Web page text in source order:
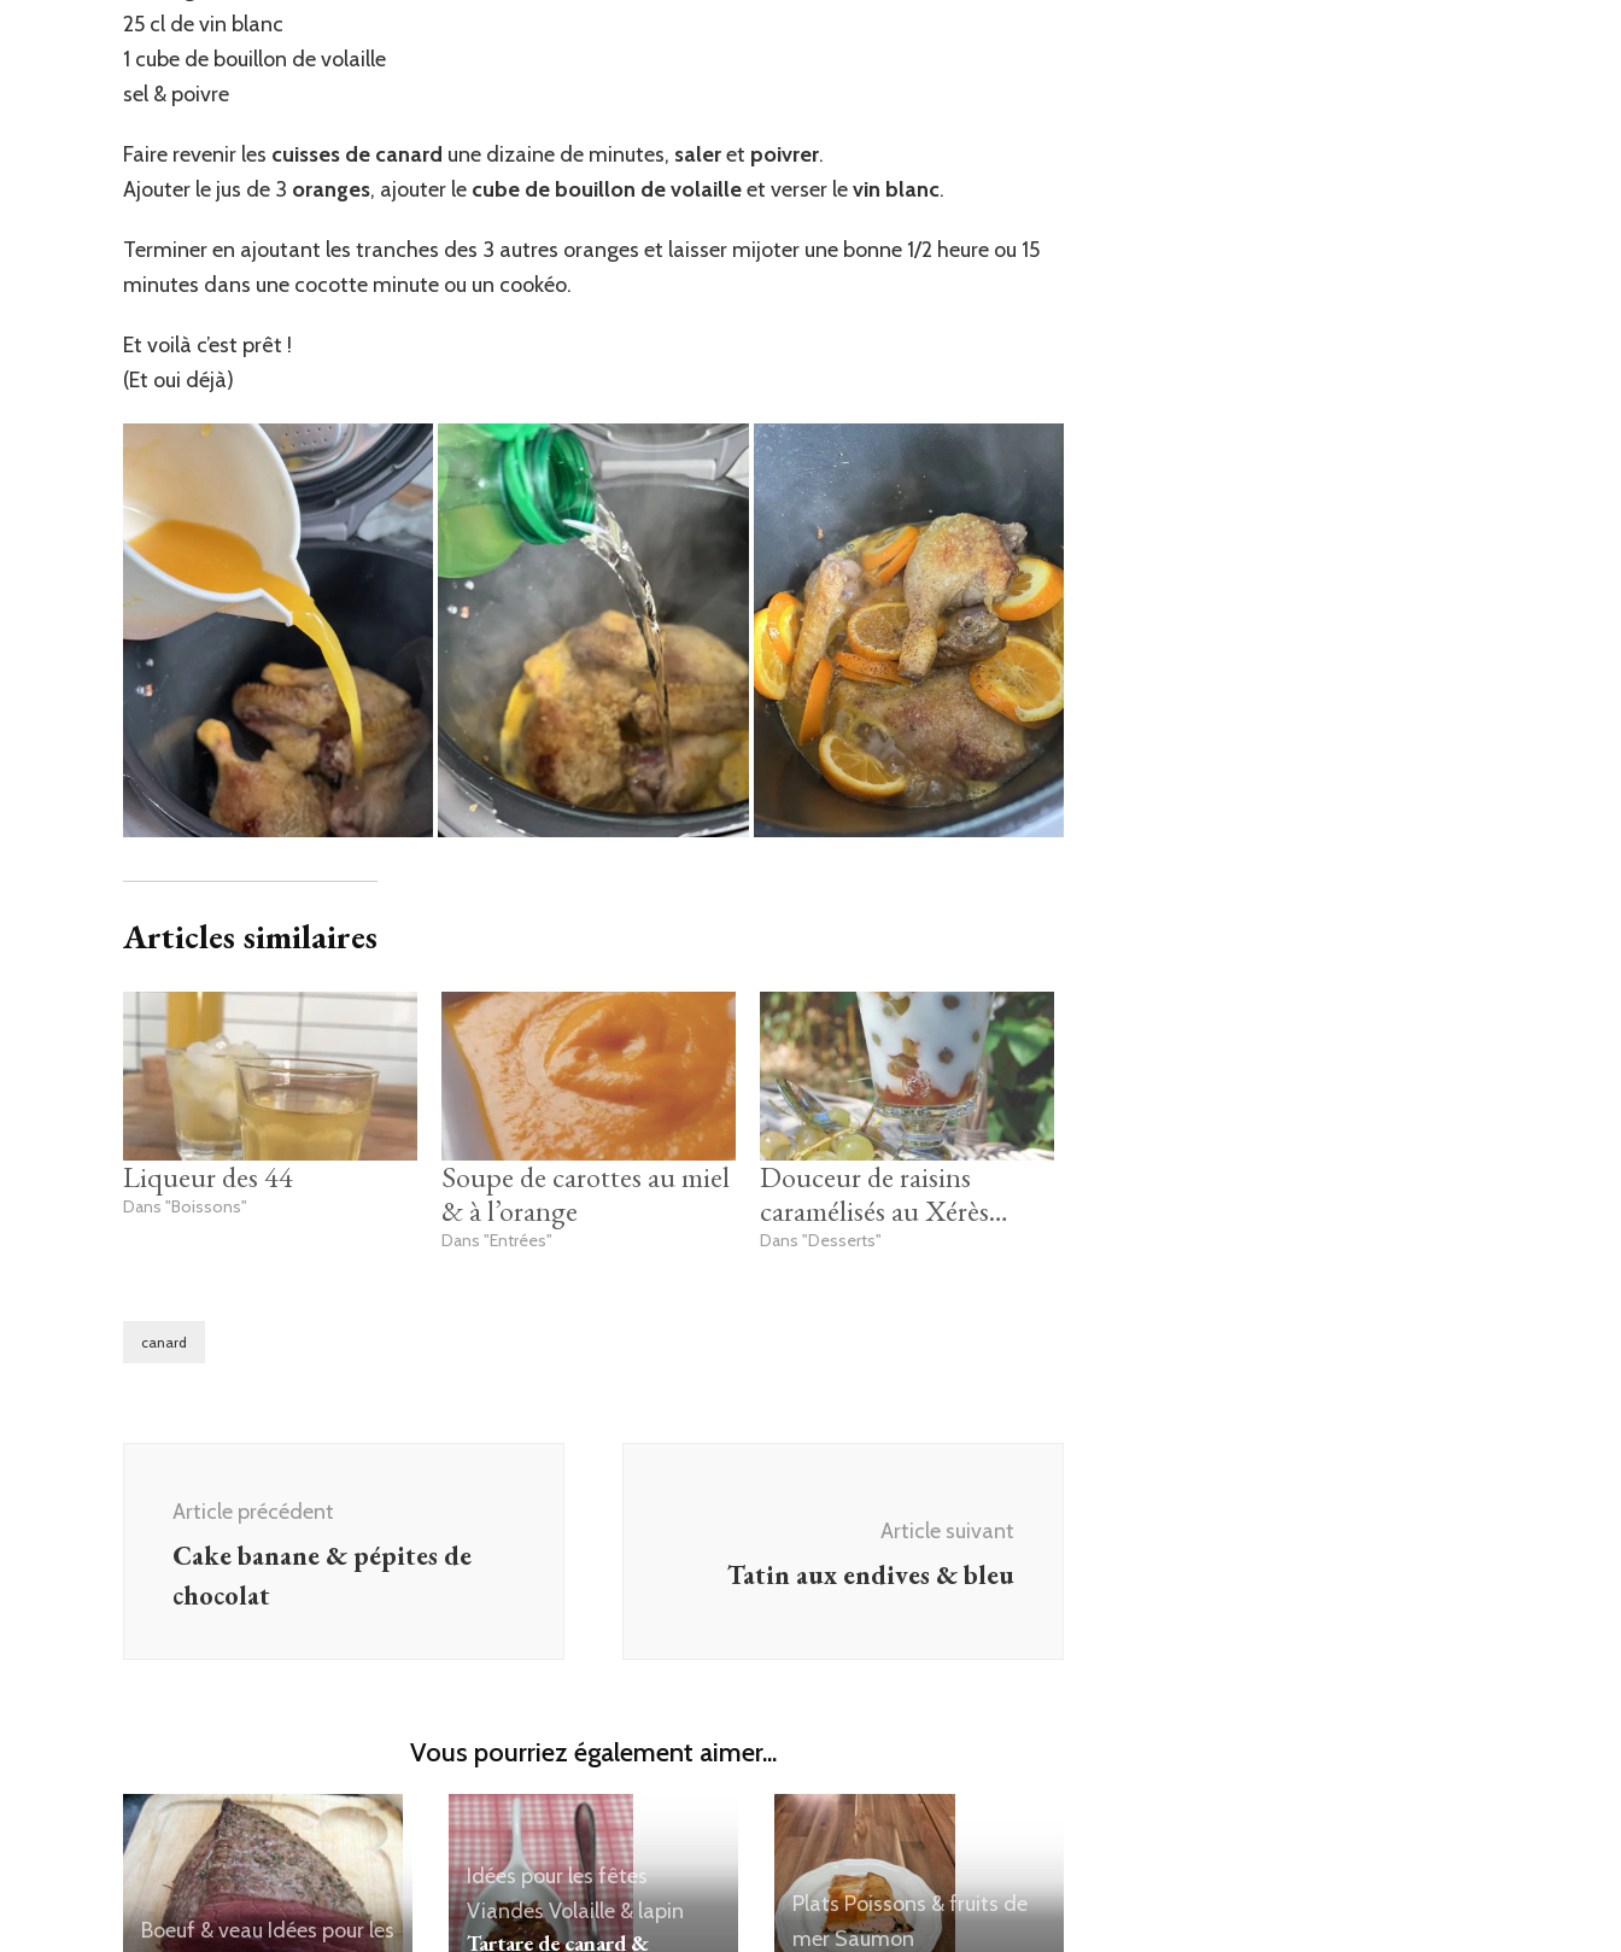
25 cl de vin blanc
1 cube de bouillon de volaille
sel & poivre
Faire revenir les cuisses de canard une dizaine de minutes, saleret poivrer.
Ajouter le jus de 3 oranges, ajouter le cube de bouillon de volailleet verser levin blanc.
Terminer en ajoutant les tranches des 3 autres oranges et laisser mijoter une bonne 1/2 heure ou 15
minutes dans une cocotte minute ou un cookéo.
Et voilà c’est prêt !
(Et oui déjà)
Articles similaires
Liqueur des 44
Dans "Boissons"
Soupe de carottes au miel
& à l’orange
Dans "Entrées"
Douceur de raisins
caramélisés au Xérès…
Dans "Desserts"
canard
d'article
Article précédent
Cake banane & pépites de
chocolat
Article suivant
Tatin aux endives & bleu
Vous pourriez également aimer...
Boeuf & veauIdées pour les
Idées pour les fêtes
ViandesVolaille & lapin
Tartare de canard &
PlatsPoissons & fruits de
merSaumon